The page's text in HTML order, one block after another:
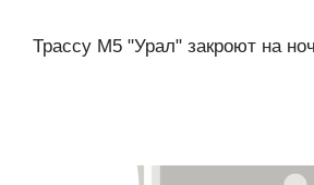
Трассу М5 "Урал" закроют на